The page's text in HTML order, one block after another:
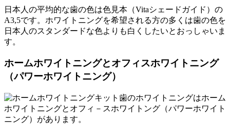
日本人の平均的な歯の色は色見本（Vitaシェードガイド）の
A3,5です。ホワイトニングを希望される方の多くは歯の色を
日本人のスタンダードな色よりも白くしたいとおっしゃいま
す。
ホームホワイトニングとオフィスホワイトニング
（パワーホワイトニング）
歯のホワイトニングはホーム
ホワイトニングとオフィ－スホワイトング（パワーホワイト
ニング）があります。